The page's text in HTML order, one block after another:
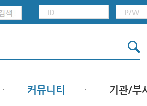
커뮤니티 기관/부